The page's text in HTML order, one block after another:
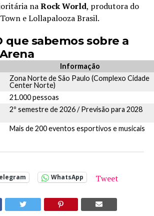
naRock World, produtora do
e Lollapalooza Brasil.
que sabemos sobre a
Informação
Zona Norte de São Paulo (Complexo Cidade
Center Norte)
21.000 pessoas
2º semestre de 2026 / Previsão para 2028
Mais de 200 eventos esportivos e musicais
WhatsApp Tweet